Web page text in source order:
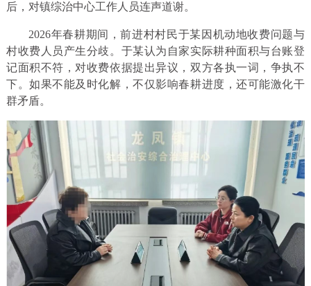
后，对镇综治中心工作人员连声道谢。
2026年春耕期间，前进村村民于某因机动地收费问题与
村收费人员产生分歧。于某认为自家实际耕种面积与台账登
记面积不符，对收费依据提出异议，双方各执一词，争执不
下。如果不能及时化解，不仅影响春耕进度，还可能激化干
群矛盾。